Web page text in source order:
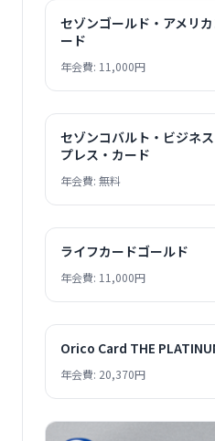
セゾンゴールド・アメリ
ード
年会費: 11,000円
セゾンコバルト・ビジネ
プレス・カード
年会費: 無料
ライフカードゴールド
年会費: 11,000円
Orico Card THE
年会費: 20,370円